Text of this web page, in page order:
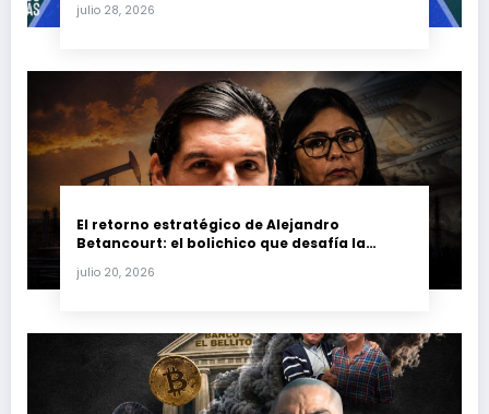
julio 28, 2026
El retorno estratégico de Alejandro
Betancourt: el bolichico que desafía la
petrolera venezolana
julio 20, 2026